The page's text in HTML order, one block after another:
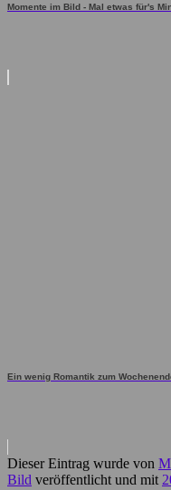
Momente im Bild - Mal etwas für's
Ein wenig Romantik zum
Dieser Eintrag wurde von
Bild veröffentlicht und mit